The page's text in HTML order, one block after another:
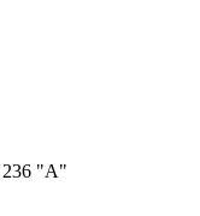
236 "А"